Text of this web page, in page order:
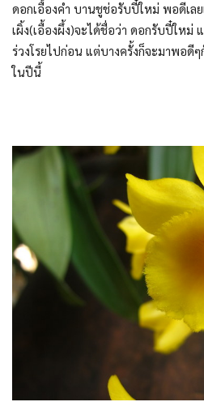
ดอกเอื้องคำ บานชูช่อรับปี๋ใหม่ พอดีเลย
เผิ้ง(เอื้องผึ้ง)จะได้ชื่อว่า ดอกรับปี๋ใหม่
ร่วงโรยไปก่อน แต่บางครั้งก็จะมาพอดี
ในปีนี้